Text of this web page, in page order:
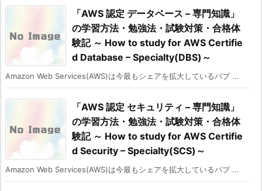
「AWS 認定 データベース – 専門知識」
の学習方法・勉強法・試験対策・合格体
験記 ～ How to study for AWS Certifie
d Database – Specialty(DBS)～
Amazon Web Services(AWS)は今最もシェアを拡大しているパブ ...
「AWS 認定 セキュリティ – 専門知識」
の学習方法・勉強法・試験対策・合格体
験記 ～ How to study for AWS Certifie
d Security – Specialty(SCS)～
Amazon Web Services(AWS)は今最もシェアを拡大しているパブ ...